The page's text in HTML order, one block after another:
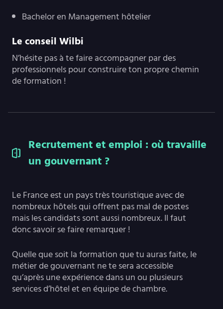
Bachelor en Management hôtelier
Le conseil Wilbi
N’hésite pas à te faire accompagner par des
professionnels pour construire ton propre chemin
de formation !
Recrutement et emploi : où travaille
un gouvernant ?
Le France est un pays très touristique avec de
nombreux hôtels qui offrent pas mal de postes
mais les candidats sont aussi nombreux. Il faut
donc savoir se faire remarquer !
Quelle que soit la formation que tu auras faite, le
métier de gouvernant ne te sera accessible
qu’après une expérience dans un ou plusieurs
services d’hôtel et en équipe de chambre.